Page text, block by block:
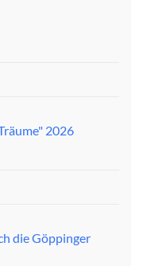
2026
die Göppinger